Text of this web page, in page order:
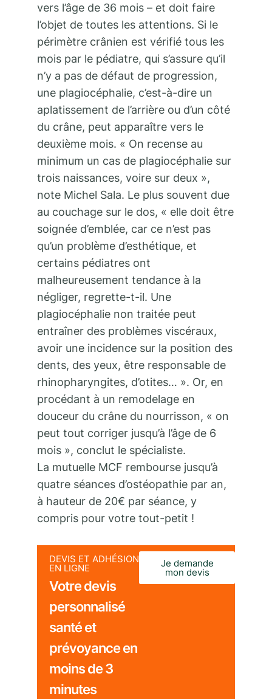
vers l’âge de 36 mois – et doit faire
l’objet de toutes les attentions. Si le
périmètre crânien est vérifié tous les
mois par le pédiatre, qui s’assure qu’il
n’y a pas de défaut de progression,
une plagiocéphalie, c’est-à-dire un
aplatissement de l’arrière ou d’un côté
du crâne, peut apparaître vers le
deuxième mois. « On recense au
minimum un cas de plagiocéphalie sur
trois naissances, voire sur deux »,
note Michel Sala. Le plus souvent due
au couchage sur le dos, « elle doit être
soignée d’emblée, car ce n’est pas
qu’un problème d’esthétique, et
certains pédiatres ont
malheureusement tendance à la
négliger, regrette-t-il. Une
plagiocéphalie non traitée peut
entraîner des problèmes viscéraux,
avoir une incidence sur la position des
dents, des yeux, être responsable de
rhinopharyngites, d’otites… ». Or, en
procédant à un remodelage en
douceur du crâne du nourrisson, « on
peut tout corriger jusqu’à l’âge de 6
mois », conclut le spécialiste.
La mutuelle MCF rembourse jusqu’à
quatre séances d’ostéopathie par an,
à hauteur de 20€ par séance, y
compris pour votre tout-petit !
DEVIS ET ADHÉSION
EN LIGNE
Votre devis
personnalisé
santé et
prévoyance en
moins de 3
minutes
Je demande
mon devis